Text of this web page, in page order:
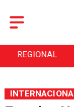
REGIONAL